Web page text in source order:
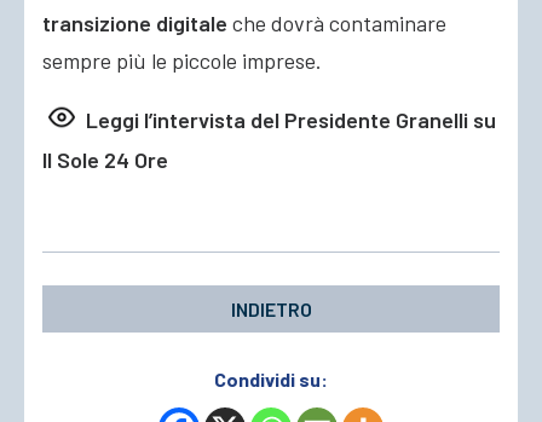
transizione digitale che dovrà contaminare
sempre più le piccole imprese.
Leggi l’intervista del Presidente Granelli su
Il Sole 24 Ore
INDIETRO
Condividi su: